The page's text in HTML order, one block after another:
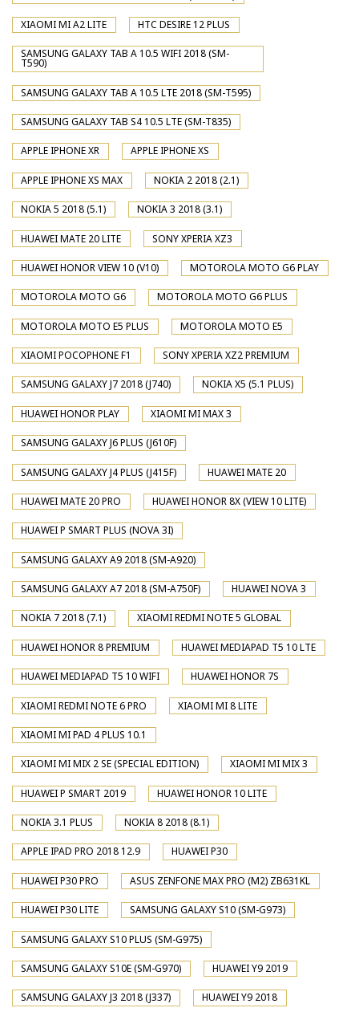
XIAOMI MI A2 LITE HTC DESIRE 12 PLUS
SAMSUNG GALAXY TAB A 10.5 WIFI 2018 (SM-
T590)
SAMSUNG GALAXY TAB A 10.5 LTE 2018 (SM-T595)
SAMSUNG GALAXY TAB S4 10.5 LTE (SM-T835)
APPLE IPHONE XR APPLE IPHONE XS
APPLE IPHONE XS MAX NOKIA 2 2018 (2.1)
NOKIA 5 2018 (5.1) NOKIA 3 2018 (3.1)
HUAWEI MATE 20 LITE SONY XPERIA XZ3
HUAWEI HONOR VIEW 10 (V10) MOTOROLA MOTO G6 PLAY
MOTOROLA MOTO G6 MOTOROLA MOTO G6 PLUS
MOTOROLA MOTO E5 PLUS MOTOROLA MOTO E5
XIAOMI POCOPHONE F1 SONY XPERIA XZ2 PREMIUM
SAMSUNG GALAXY J7 2018 (J740) NOKIA X5 (5.1 PLUS)
HUAWEI HONOR PLAY XIAOMI MI MAX 3
SAMSUNG GALAXY J6 PLUS (J610F)
SAMSUNG GALAXY J4 PLUS (J415F) HUAWEI MATE 20
HUAWEI MATE 20 PRO HUAWEI HONOR 8X (VIEW 10 LITE)
HUAWEI P SMART PLUS (NOVA 3I)
SAMSUNG GALAXY A9 2018 (SM-A920)
SAMSUNG GALAXY A7 2018 (SM-A750F) HUAWEI NOVA 3
NOKIA 7 2018 (7.1) XIAOMI REDMI NOTE 5 GLOBAL
HUAWEI HONOR 8 PREMIUM HUAWEI MEDIAPAD T5 10 LTE
HUAWEI MEDIAPAD T5 10 WIFI HUAWEI HONOR 7S
XIAOMI REDMI NOTE 6 PRO XIAOMI MI 8 LITE
XIAOMI MI PAD 4 PLUS 10.1
XIAOMI MI MIX 2 SE (SPECIAL EDITION) XIAOMI MI MIX 3
HUAWEI P SMART 2019 HUAWEI HONOR 10 LITE
NOKIA 3.1 PLUS NOKIA 8 2018 (8.1)
APPLE IPAD PRO 2018 12.9 HUAWEI P30
HUAWEI P30 PRO ASUS ZENFONE MAX PRO (M2) ZB631KL
HUAWEI P30 LITE SAMSUNG GALAXY S10 (SM-G973)
SAMSUNG GALAXY S10 PLUS (SM-G975)
SAMSUNG GALAXY S10E (SM-G970) HUAWEI Y9 2019
SAMSUNG GALAXY J3 2018 (J337) HUAWEI Y9 2018